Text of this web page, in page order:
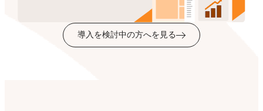
導入を検討中の方へを見る